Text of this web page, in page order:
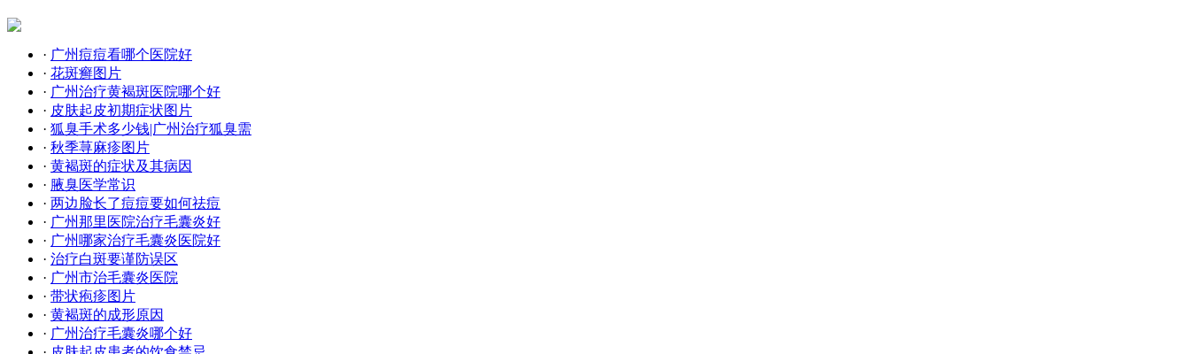
· 广州痘痘看哪个医院好
· 花斑癣图片
· 广州治疗黄褐斑医院哪个好
· 皮肤起皮初期症状图片
· 狐臭手术多少钱|广州治疗狐臭需
· 秋季荨麻疹图片
· 黄褐斑的症状及其病因
· 腋臭医学常识
· 两边脸长了痘痘要如何祛痘
· 广州那里医院治疗毛囊炎好
· 广州哪家治疗毛囊炎医院好
· 治疗白斑要谨防误区
· 广州市治毛囊炎医院
· 带状疱疹图片
· 黄褐斑的成形原因
· 广州治疗毛囊炎哪个好